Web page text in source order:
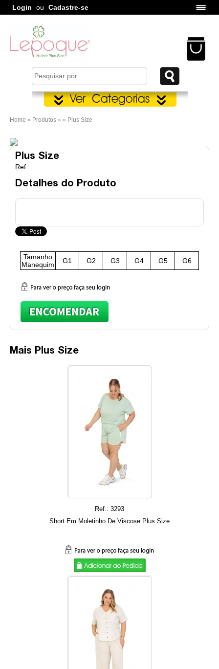
Login ou Cadastre-se
Home » Produtos » » Plus Size
Plus Size
Ref.:
Detalhes do Produto
Tamanho
Manequim
G1 G2 G3 G4 G5 G6
Mais Plus Size
Ref.: 3293
Short Em Moletinho De Viscose Plus Size